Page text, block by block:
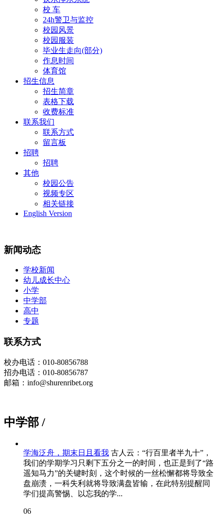
校 车
24h警卫与监控
校园风景
校园服装
毕业生走向(部分)
作息时间
体育馆
招生信息
招生简章
表格下载
收费标准
联系我们
联系方式
留言板
招聘
招聘
其他
校园公告
视频专区
相关链接
English Version
新闻动态
学校新闻
幼儿成长中心
小学
中学部
高中
专题
联系方式
校办电话 ：010-80856788
招办电话：010-80856787
邮箱：info@shurenribet.org
中学部 /
学海泛舟，期末日且看我 古人云：“行百里者半九十”，
我们的学期学习只剩下五分之一的时间，也正是到了“路
遥知马力”的关键时刻，这个时候的一丝松懈都将导致全
盘崩溃，一科失利就将导致满盘皆输，在此特别提醒同
学们提高警惕、以忘我的学...
06